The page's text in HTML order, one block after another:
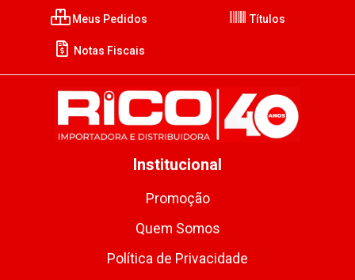
Meus Pedidos Títulos
Notas Fiscais
Institucional
Promoção
Quem Somos
Política de Privacidade